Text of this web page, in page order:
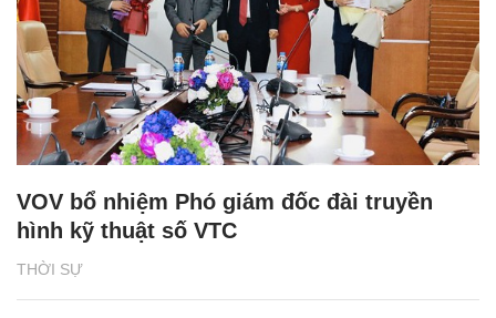
THỜI SỰ
VOV bổ nhiệm Phó giám đốc đài truyền
hình kỹ thuật số VTC